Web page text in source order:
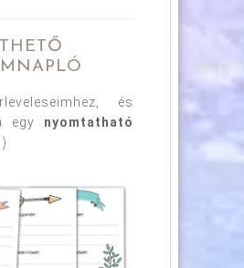
és
egy nyomtatható